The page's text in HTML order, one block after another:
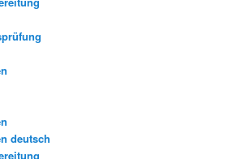
deutsch